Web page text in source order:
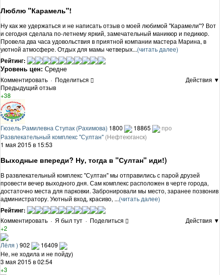
Люблю "Карамель"!
Ну как же удержаться и не написать отзыв о моей любимой "Карамели"? Вот
и сегодня сделала по-летнему яркий, замечательный маникюр и педикюр.
Провела два часа удовольствия в приятной компании мастера Марина, в
уютной атмосфере. Отдых для мамы четверых...(читать далее)
Рейтинг:
Уровень цен: Средне
Комментировать · Поделиться
Действия ▼
Предыдущий отзыв
+38
Гюзель Рамилевна Ступак (Рахимова) 1800 18865
про
Развлекательный комплекс "Султан" (Нефтеюганск)
1 мая 2015 в 15:53
Выходные впереди? Ну, тогда в "Султан" иди!)
В развлекательный комплекс "Султан" мы отправились с парой друзей
провести вечер выходного дня. Сам комплекс расположен в черте города,
достаточно места для парковки. Забронировали мы место, заранее позвонив
администратору. Уютный вход, красиво, ...(читать далее)
Рейтинг:
Комментировать · Я был тут · Поделиться
Действия ▼
+2
Лёля ) 902
16409
Не, не ходила и не пойду)
3 мая 2015 в 02:54
+3